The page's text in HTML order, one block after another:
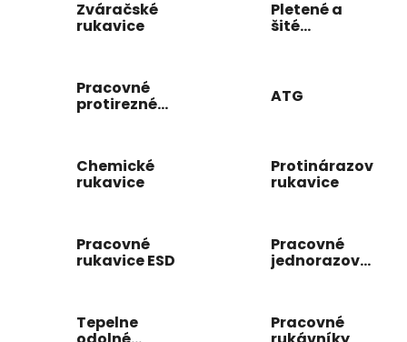
Zváračské
rukavice
Pletené a
šité
Pracovné
protirezné ATG
Chemické
rukavice
Protinárazové
rukavice
Pracovné
rukavice ESD
Pracovné
jednorazové
Tepelne Pracovné